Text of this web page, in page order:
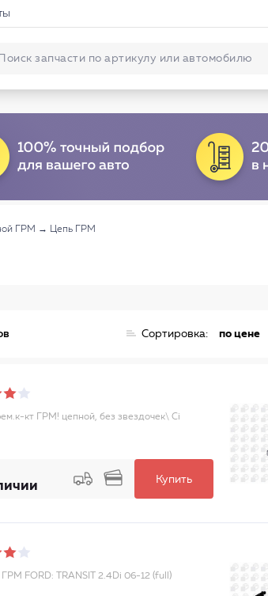
ГРМ → Цепь ГРМ
Сортировка: по цене
кт ГРМ! цепной, без звездочек\ Ci
Купить
FORD: TRANSIT 2.4Di 06-12 (full)